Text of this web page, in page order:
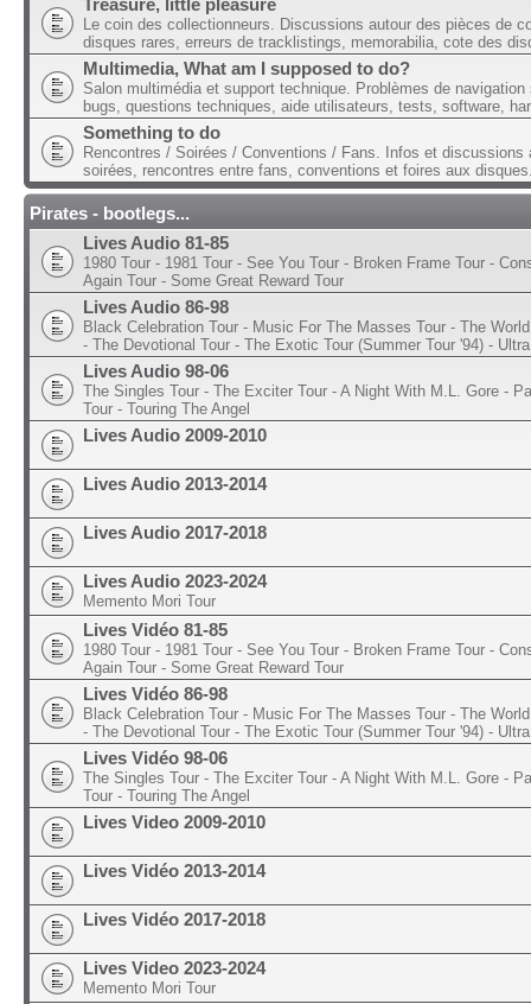
Le coin des collectionneurs. Discussions autour des pièces de
disques rares, erreurs de tracklistings, memorabilia, cote des
Multimedia, What am I supposed to do?
Salon multimédia et support technique. Problèmes de navigation
bugs, questions techniques, aide utilisateurs, tests, software,
Something to do
Rencontres / Soirées / Conventions / Fans. Infos et discussions
soirées, rencontres entre fans, conventions et foires aux
Pirates - bootlegs...
Lives Audio 81-85
1980 Tour - 1981 Tour - See You Tour - Broken Frame Tour -
Again Tour - Some Great Reward Tour
Lives Audio 86-98
Black Celebration Tour - Music For The Masses Tour - The
- The Devotional Tour - The Exotic Tour (Summer Tour '94) -
Lives Audio 98-06
The Singles Tour - The Exciter Tour - A Night With M.L. Gore -
Tour - Touring The Angel
Lives Audio 2009-2010
Lives Audio 2013-2014
Lives Audio 2017-2018
Lives Audio 2023-2024
Memento Mori Tour
Lives Vidéo 81-85
1980 Tour - 1981 Tour - See You Tour - Broken Frame Tour -
Again Tour - Some Great Reward Tour
Lives Vidéo 86-98
Black Celebration Tour - Music For The Masses Tour - The
- The Devotional Tour - The Exotic Tour (Summer Tour '94) -
Lives Vidéo 98-06
The Singles Tour - The Exciter Tour - A Night With M.L. Gore -
Tour - Touring The Angel
Lives Video 2009-2010
Lives Vidéo 2013-2014
Lives Vidéo 2017-2018
Lives Video 2023-2024
Memento Mori Tour